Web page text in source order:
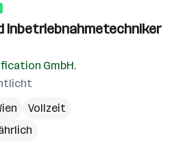
Inbetriebnahmetechniker
GmbH.
Vollzeit